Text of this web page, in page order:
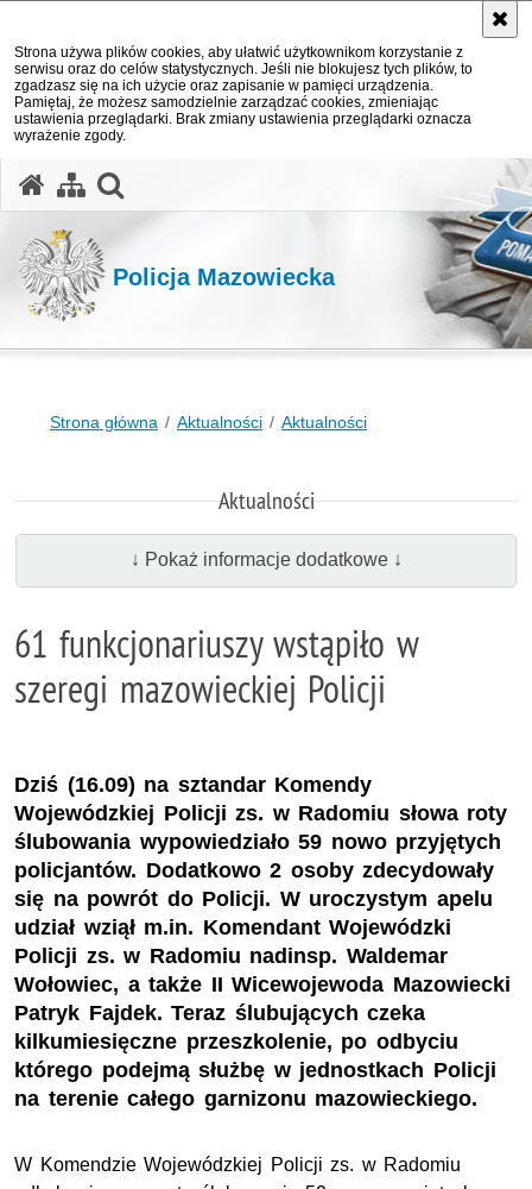
Strona używa plików cookies, aby ułatwić użytkownikom korzystanie z
serwisu oraz do celów statystycznych. Jeśli nie blokujesz tych plików, to
zgadzasz się na ich użycie oraz zapisanie w pamięci urządzenia.
Pamiętaj, że możesz samodzielnie zarządzać cookies, zmieniając
ustawienia przeglądarki. Brak zmiany ustawienia przeglądarki oznacza
wyrażenie zgody.
Policja Mazowiecka
Strona główna Aktualności Aktualności
Aktualności
↓ Pokaż informacje dodatkowe ↓
61 funkcjonariuszy wstąpiło w
szeregi mazowieckiej Policji
Dziś (16.09) na sztandar Komendy
Wojewódzkiej Policji zs. w Radomiu słowa roty
ślubowania wypowiedziało 59 nowo przyjętych
policjantów. Dodatkowo 2 osoby zdecydowały
się na powrót do Policji. W uroczystym apelu
udział wziął m.in. Komendant Wojewódzki
Policji zs. w Radomiu nadinsp. Waldemar
Wołowiec, a także II Wicewojewoda Mazowiecki
Patryk Fajdek. Teraz ślubujących czeka
kilkumiesięczne przeszkolenie, po odbyciu
którego podejmą służbę w jednostkach Policji
na terenie całego garnizonu mazowieckiego.
W Komendzie Wojewódzkiej Policjizs. w Radomiu